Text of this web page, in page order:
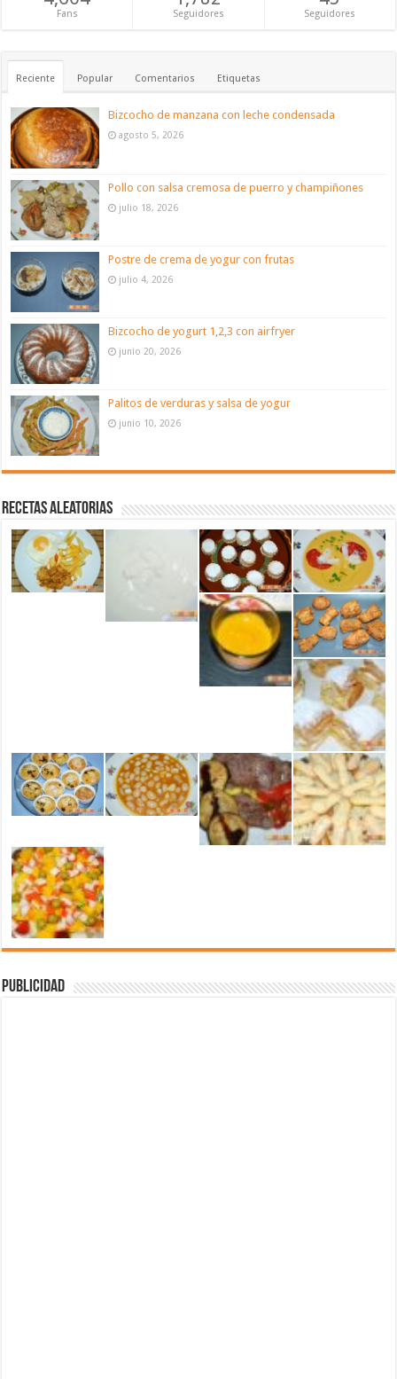
Fans Seguidores Seguidores
Reciente Popular Comentarios Etiquetas
Bizcocho de manzana con leche condensada
agosto 5, 2026
Pollo con salsa cremosa de puerro y champiñones
julio 18, 2026
Postre de crema de yogur con frutas
julio 4, 2026
Bizcocho de yogurt 1,2,3 con airfryer
junio 20, 2026
Palitos de verduras y salsa de yogur
junio 10, 2026
Recetas aleatorias
Publicidad